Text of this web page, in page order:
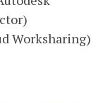
Worksharing)